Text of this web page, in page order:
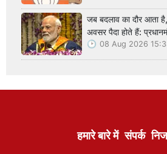
जब बदलाव का दौर आता
अवसर पैदा होते हैं:
08 Aug 2026
हमारे बारे में संपर्क